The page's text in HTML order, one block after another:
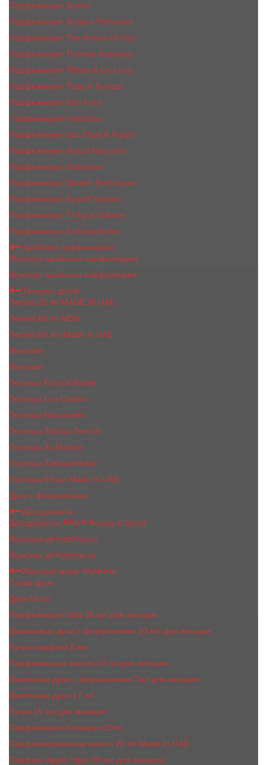
Парфюмерия Simimi
Парфюмерия Sospiro Perfumes
Парфюмерия The House of Oud
Парфюмерия Thomas Kosmala
Парфюмерия Tiffany & Co Love
Парфюмерия Tiziana Terenzi
Парфюмерия Tom Ford
Парфюмерия Valentino
Парфюмерия Van Cleef & Arpels
Парфюмерия Vertus Narcos'is
Парфюмерия Victorious
Парфюмерия Vilhelm Parfumerie
Парфюмерия Xerjoff Sospiro
Парфюмерия Zadig & Voltaire
Парфюмерия Zarkoperfume
Арабская парфюмерия
Женская арабская парфюмерия
Мужская арабская парфюмерия
Тестеры духов
Тестер 35 ml MADE IN UAE
Тестер 60 ml NEW
Тестер 50 мл Made In UAE
Женские
Мужские
Тестеры Franck Boclet
Тестеры Les Contes
Тестеры Nasomatto
Тестеры Tiziana Terenzi
Тестеры Jо Malоnе
Тестеры Zarkoperfume
Тестеры 60 мл Made In UAE
Духи с феромонами
Дезодоранты
Дезодоранты BEA'S Beauty & Scent
Женские дезодоранты
Мужские дезодоранты
Женский мини парфюм
Сухие духи
Духи 65 ml
Парфюмерия Vilily 25 мл для женщин
Шариковые духи с феромонами 10 мл для женщин
Ручка-парфюм 8 мл
Парфюмерное масло 10 ml для женщин
Масляные духи c феромонами 7мл для женщин
Масляные духи 17 ml
Ручка 15 мл для женщин
Парфюмерия Kreasyon 20ml
Парфюмированное масло 20 ml Made In UAE
Парфюм Apple Style 35 мл для женщин